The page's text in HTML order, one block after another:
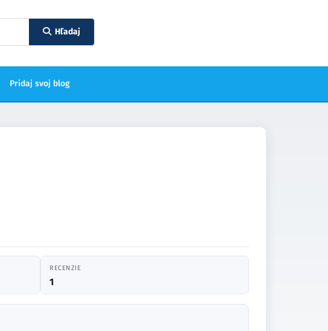
Hľadaj
Pridaj svoj blog
RECENZIE
1